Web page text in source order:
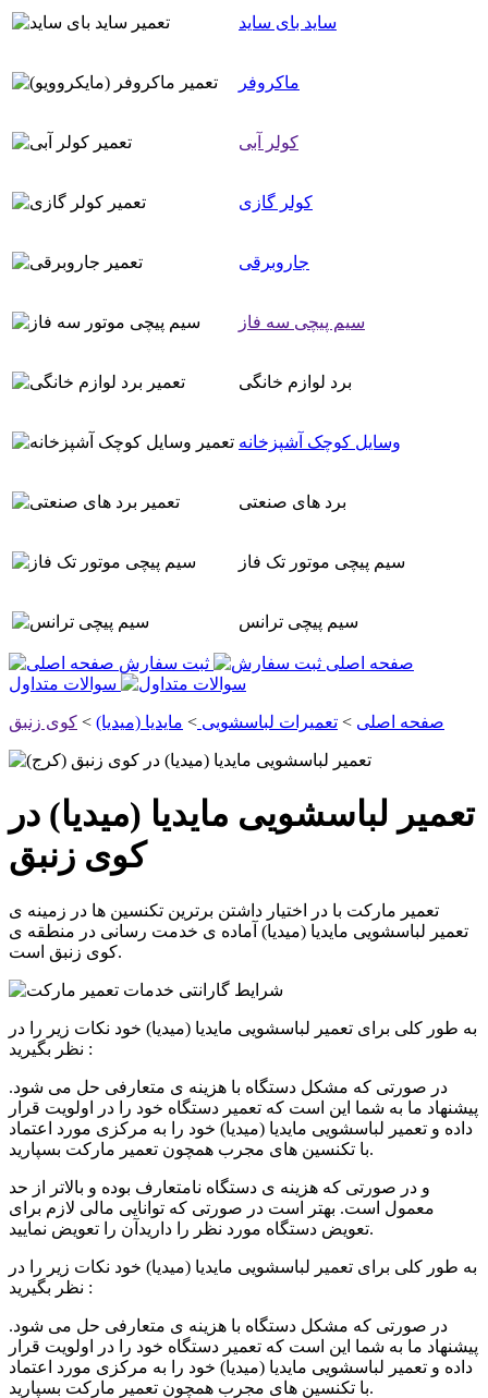
ساید بای ساید
ماکروفر
کولر آبی
کولر گازی
جاروبرقی
سیم پیچی سه فاز
برد لوازم خانگی
وسایل کوچک آشپزخانه
برد های صنعتی
سیم پیچی موتور تک فاز
سیم پیچی ترانس
صفحه اصلی
ثبت سفارش
سوالات متداول
صفحه اصلی > تعمیرات لباسشویی > مایدیا (میدیا) > کوی زنبق
تعمیر لباسشویی مایدیا (میدیا) در
کوی زنبق
تعمیر مارکت با در اختیار داشتن برترین تکنسین ها در زمینه ی
تعمیر لباسشویی مایدیا (میدیا) آماده ی خدمت رسانی در منطقه ی
کوی زنبقاست.
به طور کلی برای تعمیر لباسشویی مایدیا (میدیا) خود نکات زیر را در
نظر بگیرید :
در صورتی که مشکل دستگاه با هزینه ی متعارفی حل می شود.
پیشنهاد ما به شما این است که تعمیر دستگاه خود را در اولویت قرار
داده و تعمیر لباسشویی مایدیا (میدیا) خود را به مرکزی مورد اعتماد
با تکنسین های مجرب همچون تعمیر مارکت بسپارید.
و در صورتی که هزینه ی دستگاه نامتعارف بوده و بالاتر از حد
معمول است. بهتر است در صورتی که توانایی مالی لازم برای
تعویض دستگاه مورد نظر را دارید‌آن را تعویض نمایید.
به طور کلی برای تعمیر لباسشویی مایدیا (میدیا) خود نکات زیر را در
نظر بگیرید :
در صورتی که مشکل دستگاه با هزینه ی متعارفی حل می شود.
پیشنهاد ما به شما این است که تعمیر دستگاه خود را در اولویت قرار
داده و تعمیر لباسشویی مایدیا (میدیا) خود را به مرکزی مورد اعتماد
با تکنسین های مجرب همچون تعمیر مارکت بسپارید.